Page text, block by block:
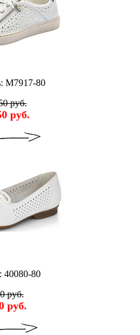
M7917-80
руб.
руб.
40080-80
руб.
руб.